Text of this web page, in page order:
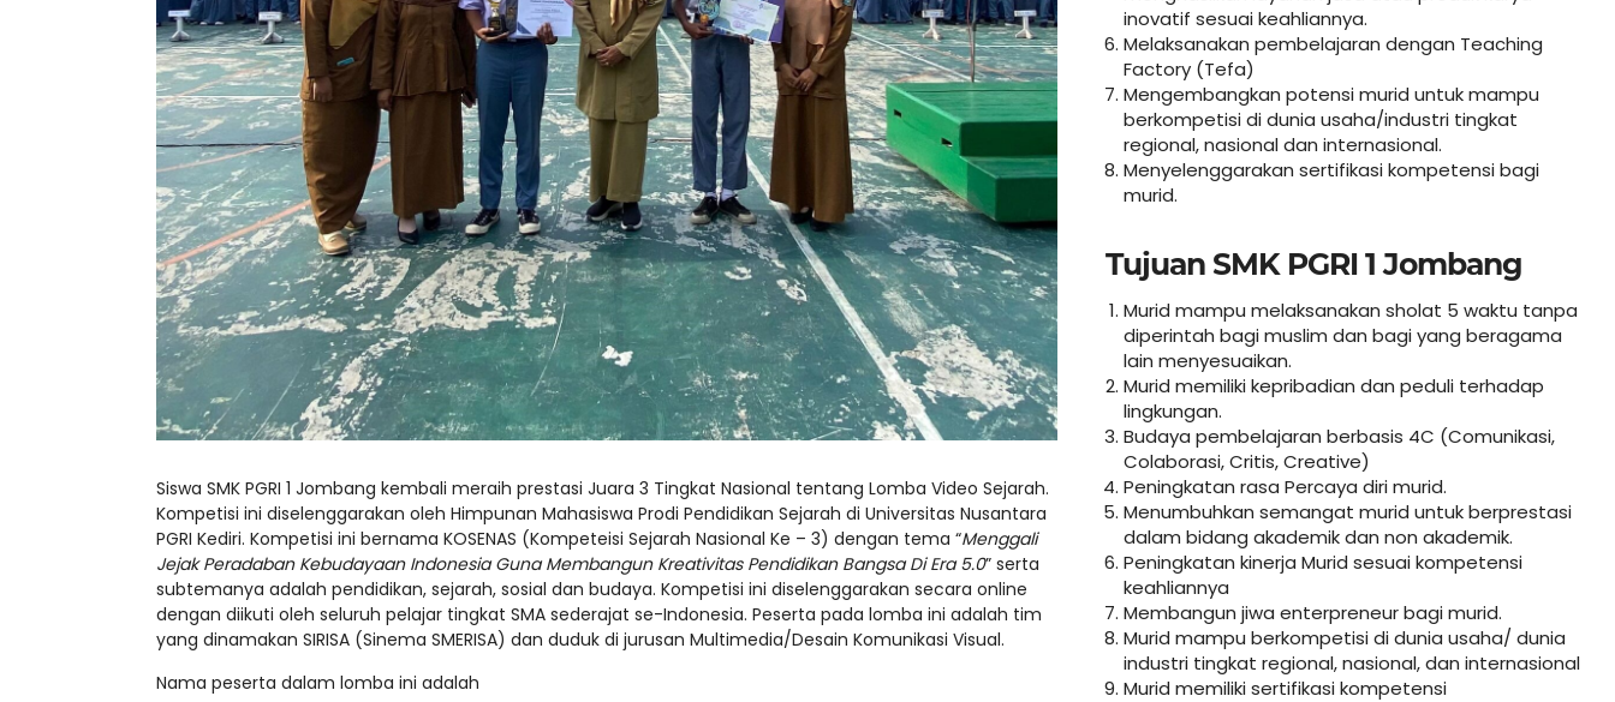
Siswa SMK PGRI 1 Jombang kembali meraih prestasi Juara 3 Tingkat Nasional tentang Lomba Video Sejarah.
Kompetisi ini diselenggarakan oleh Himpunan Mahasiswa Prodi Pendidikan Sejarah di Universitas Nusantara
PGRI Kediri. Kompetisi ini bernama KOSENAS (Kompeteisi Sejarah Nasional Ke – 3) dengan tema “Menggali
Jejak Peradaban Kebudayaan Indonesia Guna Membangun Kreativitas Pendidikan Bangsa Di Era 5.0” serta
subtemanya adalah pendidikan, sejarah, sosial dan budaya. Kompetisi ini diselenggarakan secara online
dengan diikuti oleh seluruh pelajar tingkat SMA sederajat se-Indonesia. Peserta pada lomba ini adalah tim
yang dinamakan SIRISA (Sinema SMERISA) dan duduk di jurusan Multimedia/Desain Komunikasi Visual.
Nama peserta dalam lomba ini adalah
inovatif sesuai keahliannya.
Melaksanakan pembelajaran dengan Teaching
Factory (Tefa)
Mengembangkan potensi murid untuk mampu
berkompetisi di dunia usaha/industri tingkat
regional, nasional dan internasional.
Menyelenggarakan sertifikasi kompetensi bagi
murid.
Tujuan SMK PGRI 1 Jombang
Murid mampu melaksanakan sholat 5 waktu tanpa
diperintah bagi muslim dan bagi yang beragama
lain menyesuaikan.
Murid memiliki kepribadian dan peduli terhadap
lingkungan.
Budaya pembelajaran berbasis 4C (Comunikasi,
Colaborasi, Critis, Creative)
Peningkatan rasa Percaya diri murid.
Menumbuhkan semangat murid untuk berprestasi
dalam bidang akademik dan non akademik.
Peningkatan kinerja Murid sesuai kompetensi
keahliannya
Membangun jiwa enterpreneur bagi murid.
Murid mampu berkompetisi di dunia usaha/ dunia
industri tingkat regional, nasional, dan internasional
Murid memiliki sertifikasi kompetensi